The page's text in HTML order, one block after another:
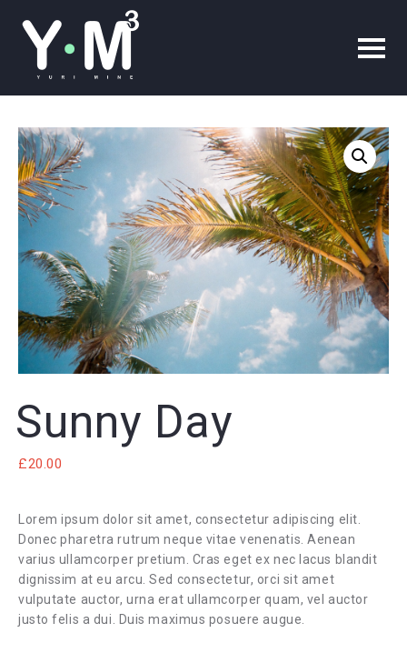
Sunny Day
£20.00
Lorem ipsum dolor sit amet, consectetur adipiscing elit.
Donec pharetra rutrum neque vitae venenatis. Aenean
varius ullamcorper pretium. Cras eget ex nec lacus blandit
dignissim at eu arcu. Sed consectetur, orci sit amet
vulputate auctor, urna erat ullamcorper quam, vel auctor
justo felis a dui. Duis maximus posuere augue.